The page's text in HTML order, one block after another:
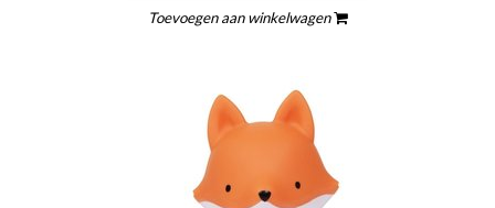
Toevoegen aan winkelwagen